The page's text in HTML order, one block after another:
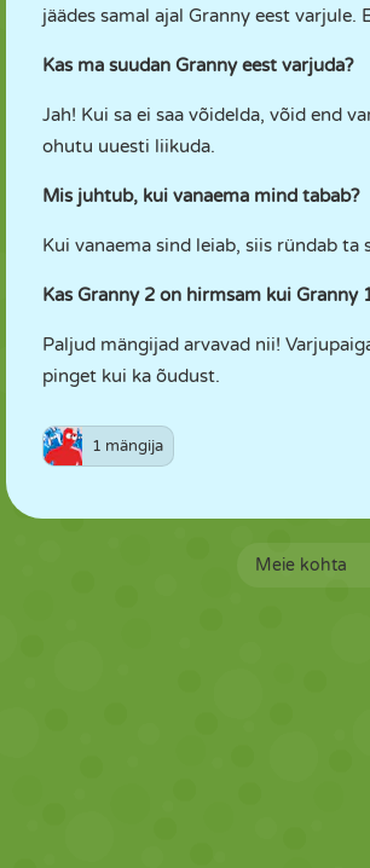
jäädes samal ajal Granny eest
Kas ma suudan Granny eest varjuda?
Jah! Kui sa ei saa võidelda, võid end
ohutu uuesti liikuda.
Mis juhtub, kui vanaema mind tabab?
Kui vanaema sind leiab, siis ründab
Kas Granny 2 on hirmsam kui Granny
Paljud mängijad arvavad nii!
pinget kui ka õudust.
1 mängija
Meie kohta